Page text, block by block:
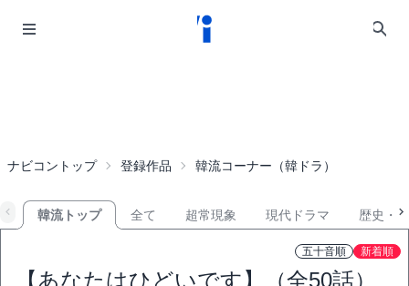
ナビコントップ 登録作品 韓流コーナー（韓ドラ）
韓流トップ 全て 超常現象 現代ドラマ 歴史・
五十音順 新着順
【あなたはひどいです】（全50話）